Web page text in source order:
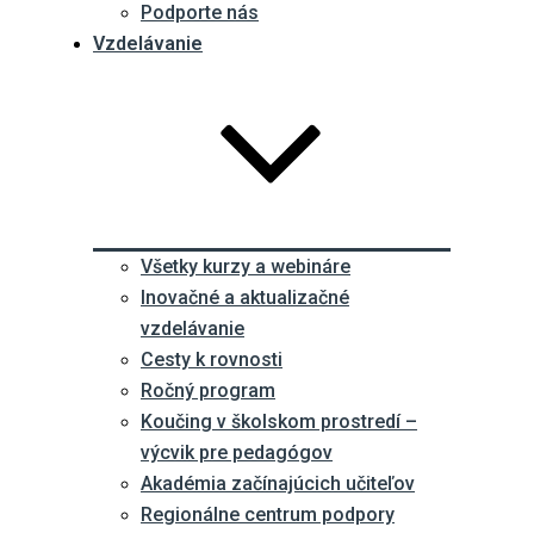
Podporte nás
Vzdelávanie
Všetky kurzy a webináre
Inovačné a aktualizačné
vzdelávanie
Cesty k rovnosti
Ročný program
Koučing v školskom prostredí –
výcvik pre pedagógov
Akadémia začínajúcich učiteľov
Regionálne centrum podpory